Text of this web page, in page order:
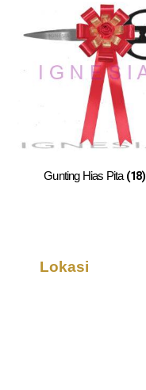
Gunting Hias Pita (18)
Lokasi